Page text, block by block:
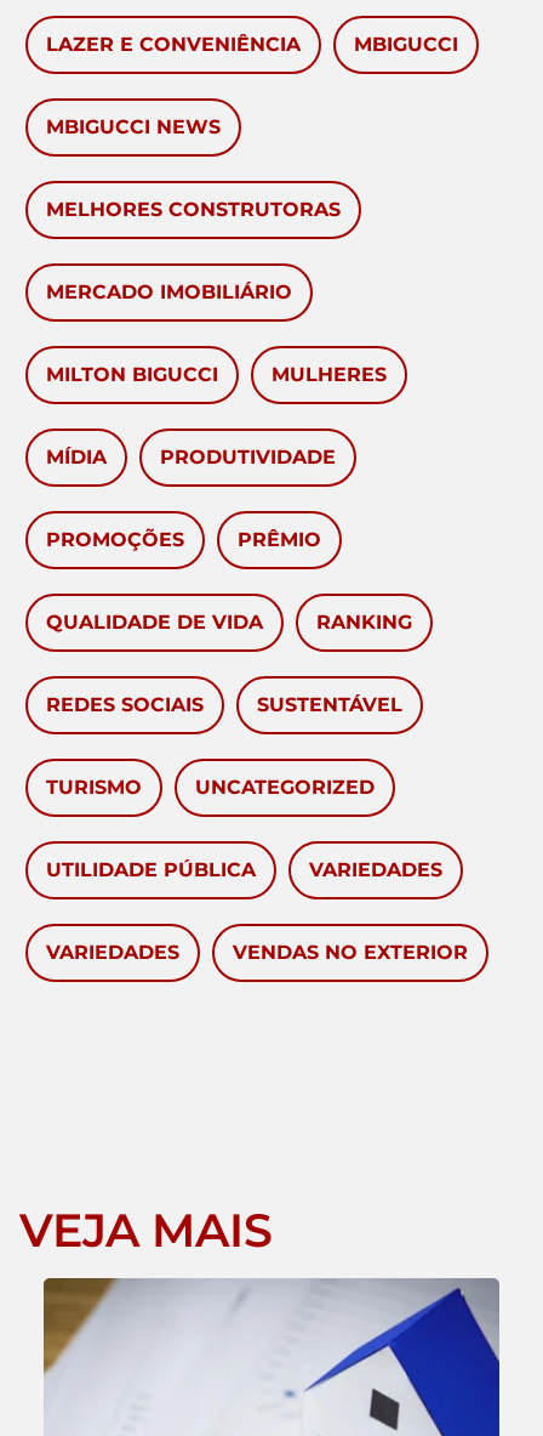
LAZER E CONVENIÊNCIA MBIGUCCI
MBIGUCCI NEWS
MELHORES CONSTRUTORAS
MERCADO IMOBILIÁRIO
MILTON BIGUCCI MULHERES
MÍDIA PRODUTIVIDADE
PROMOÇÕES PRÊMIO
QUALIDADE DE VIDA RANKING
REDES SOCIAIS SUSTENTÁVEL
TURISMO UNCATEGORIZED
UTILIDADE PÚBLICA VARIEDADES
VARIEDADES VENDAS NO EXTERIOR
VEJA MAIS